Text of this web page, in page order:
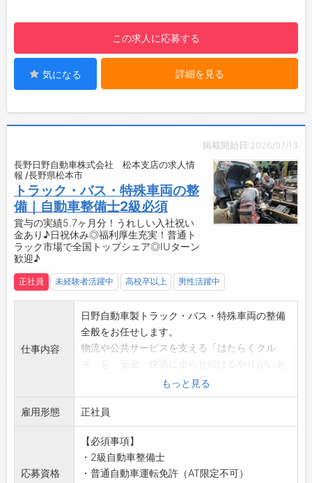
【日祝お休み！】
・週休2日制（日・祝日、他交代制）となって
・プライベートの時間を大切にすることができ
【松本以外、転勤なし！】
・地域密着で働きたい方におすすめ◎
・現場でのOJT研修あり！
・費用負担なしで、各メーカ主催の研修や勉強
会へ参加可能！
・資格取得奨励制度あり！
・必要な資格に係る取得費用、教材費、旅費、
交通費などは会社負担！
♪
／
日々の仕事へ取り組む姿勢や実績などの頑張り
はしっかりと評価します◎
様々な車に関わることができるので、大きく成
私たちと一緒に働き、プロを目指しましょう！
＼
この求人に応募する
気になる 詳細を見る
掲載開始日:2026/07/13
長野日野自動車株式会社 松本支店の求人情
報 /長野県松本市
トラック・バス・特殊車両の整
備｜自動車整備士2級必須
賞与の実績5.7ヶ月分！うれしい入社祝い
金あり♪日祝休み◎福利厚生充実！普通ト
ラック市場で全国トップシェア◎IUターン
歓迎♪
正社員 未経験者活躍中 高校卒以上 男性活躍中
仕事内容
日野自動車製トラック・バス・特殊車両の整備
全般をお任せします。
物流や公共サービスを支える「はたらくクル
作業は3～4名で一班のチーム制なので、分から
ないことはすぐに相談でき、未経験分野も安心
してチャレンジできます♪
整備士としてスキルアップしながら、安定した
環境で長く活躍できる職場です！
【具体的な業務内容】
もっと見る
雇用形態 正社員
応募資格
【必須事項】
・2級自動車整備士
・普通自動車運転免許（AT限定不可）